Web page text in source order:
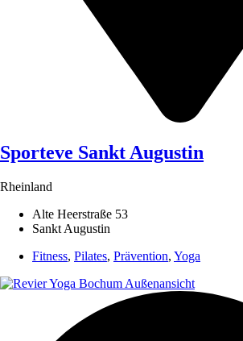
Sporteve Sankt Augustin
Rheinland
Alte Heerstraße 53
Sankt Augustin
Fitness, Pilates, Prävention, Yoga